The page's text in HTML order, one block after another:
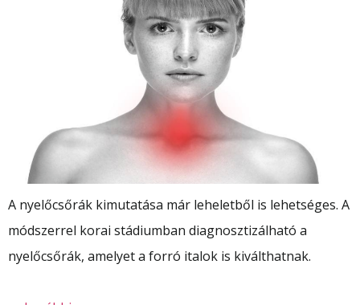
A nyelőcsőrák kimutatása már leheletből is lehetséges. A
módszerrel korai stádiumban diagnosztizálható a
nyelőcsőrák, amelyet a forró italok is kiválthatnak.